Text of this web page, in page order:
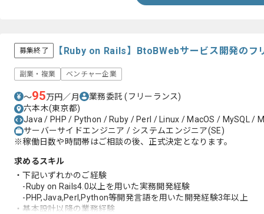
募集終了 【Ruby on Rails】BtoBWebサービス開発のフ
副業・複業 ベンチャー企業
〜95万円／月 業務委託(フリーランス)
六本木(東京都)
Java / PHP / Python / Ruby / Perl / Linux / MacOS / MySQL /
サーバーサイドエンジニア / システムエンジニア(SE)
※稼働日数や時間帯はご相談の後、正式決定となります。
求めるスキル
・下記いずれかのご経験
-Ruby on Rails4.0以上を用いた実務開発経験
-PHP,Java,Perl,Python等開発言語を用いた開発経験3年以上
・基本設計以降の業務経験